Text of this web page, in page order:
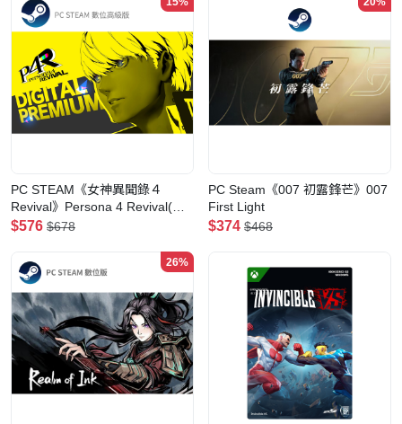
PC STEAM《女神異聞錄４
Revival》Persona 4 Revival(數
位高級版)
$576 $678
PC Steam《007 初露鋒芒》007
First Light
$374 $468
26%